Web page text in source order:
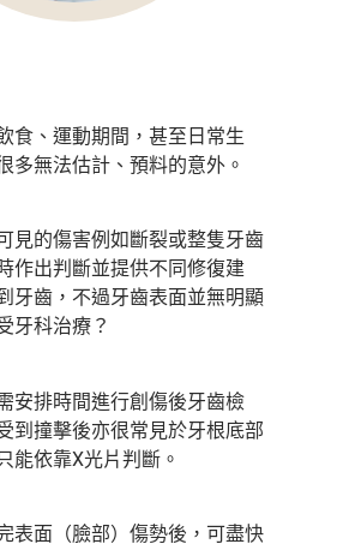
食、運動期間，甚至日常生
多無法估計、預料的意外。
見的傷害例如斷裂或整隻牙齒
作出判斷並提供不同修復建
牙齒，不過牙齒表面並無明顯
牙科治療？
安排時間進行創傷後牙齒檢
到撞擊後亦很常見於牙根底部
能依靠X光片判斷。
表面（臉部）傷勢後，可盡快